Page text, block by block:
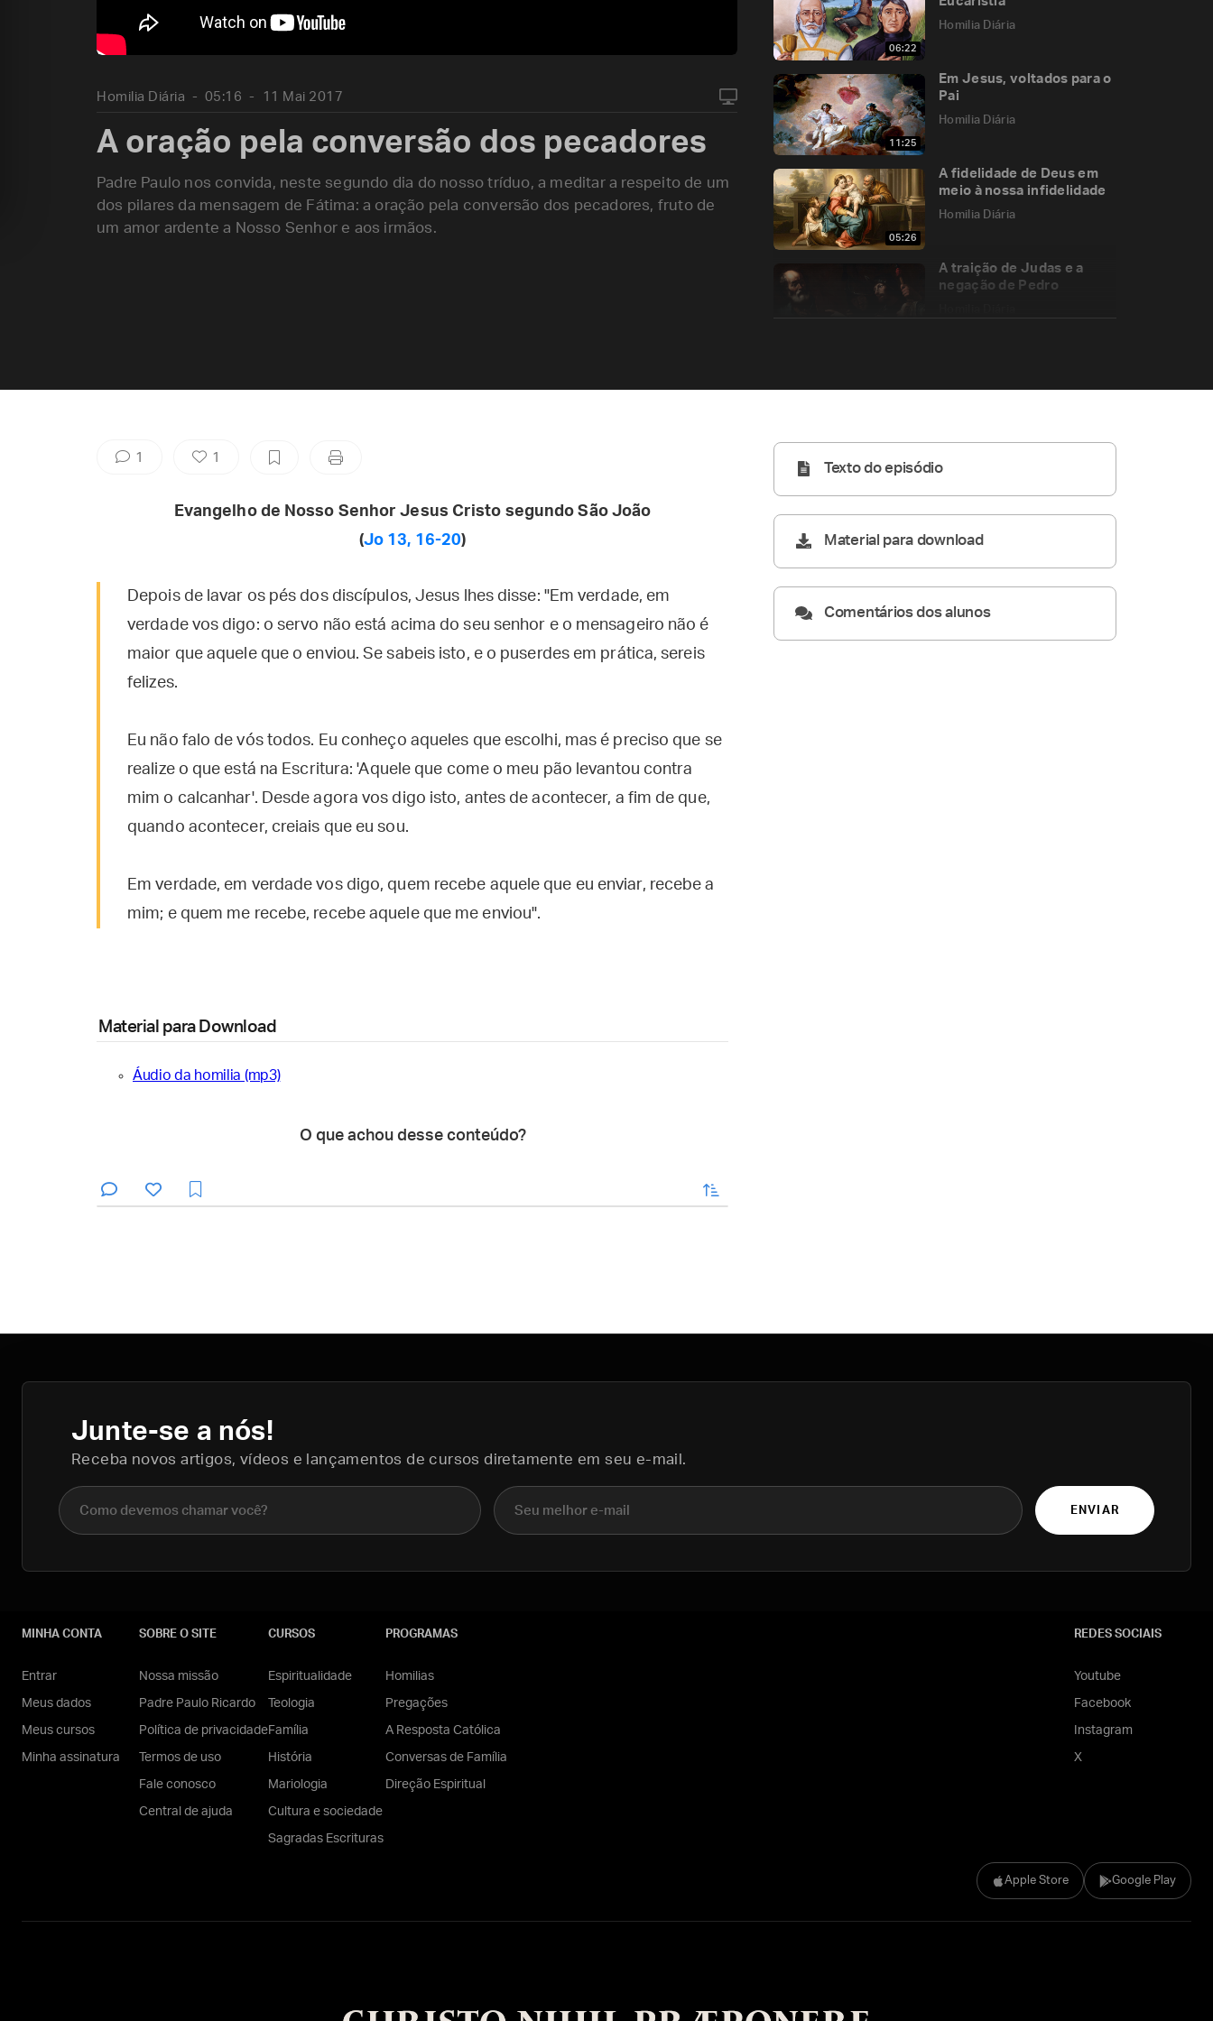
06:22
Homilia Diária
11:25
Em Jesus, voltados para o
Pai
Homilia Diária
05:26
A fidelidade de Deus em
meio à nossa infidelidade
Homilia Diária
A traição de Judas e a
negação de Pedro
Homilia Diária
Homilia Diária 05:16 11 Mai 2017
A oração pela conversão dos pecadores
Padre Paulo nos convida, neste segundo dia do nosso tríduo, a meditar a respeito de um
dos pilares da mensagem de Fátima: a oração pela conversão dos pecadores, fruto de
um amor ardente a Nosso Senhor e aos irmãos.
1 1
Evangelho de Nosso Senhor Jesus Cristo segundo São João
(Jo 13, 16-20)
Depois de lavar os pés dos discípulos, Jesus lhes disse: "Em verdade, em
verdade vos digo: o servo não está acima do seu senhor e o mensageiro não é
maior que aquele que o enviou. Se sabeis isto, e o puserdes em prática, sereis
felizes.
Eu não falo de vós todos. Eu conheço aqueles que escolhi, mas é preciso que se
realize o que está na Escritura: 'Aquele que come o meu pão levantou contra
mim o calcanhar'. Desde agora vos digo isto, antes de acontecer, a fim de que,
quando acontecer, creiais que eu sou.
Em verdade, em verdade vos digo, quem recebe aquele que eu enviar, recebe a
mim; e quem me recebe, recebe aquele que me enviou".
Material para Download
Áudio da homilia (mp3)
O que achou desse conteúdo?
enviar
Texto do episódio
Material para download
Comentários dos alunos
Junte-se a nós!
Receba novos artigos, vídeos e lançamentos de cursos diretamente em seu e-mail.
Nome completo E-mail
ENVIAR
Apple Store Google Play
MINHA CONTA
Entrar
Meus dados
Meus cursos
Minha assinatura
SOBRE O SITE
Nossa missão
Padre Paulo Ricardo
Política de privacidade
Termos de uso
Fale conosco
Central de ajuda
CURSOS
Espiritualidade
Teologia
Família
História
Mariologia
Cultura e sociedade
Sagradas Escrituras
PROGRAMAS
Homilias
Pregações
A Resposta Católica
Conversas de Família
Direção Espiritual
REDES SOCIAIS
Youtube
Facebook
Instagram
X